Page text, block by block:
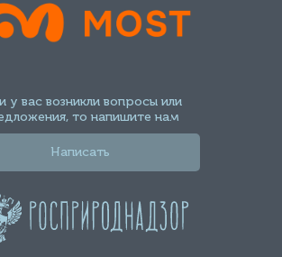
у вас возникли вопросы или
то напишите нам
Написать